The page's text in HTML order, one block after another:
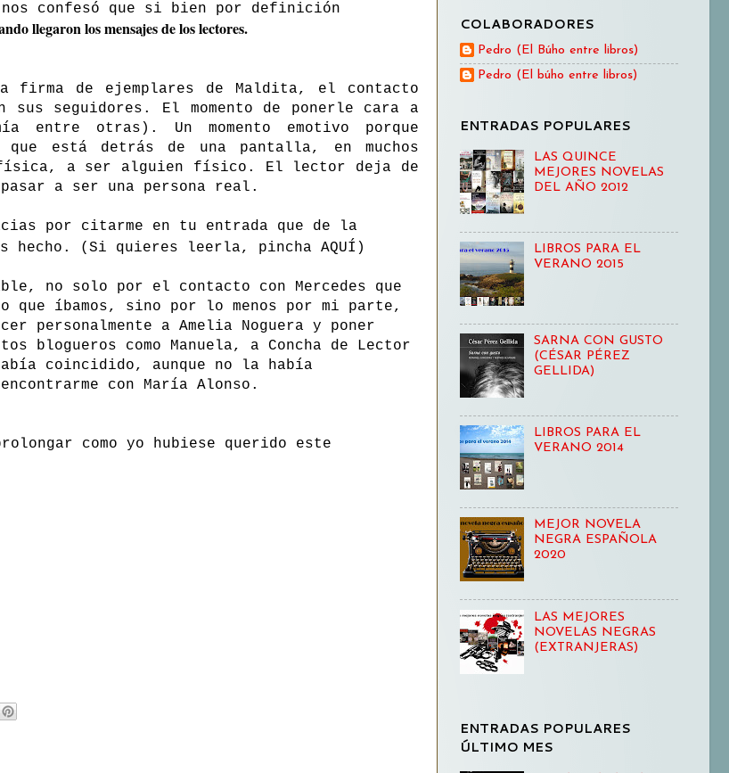
nos confesó que si bien por definición
llegaron los mensajes de los lectores.
firma de ejemplares de Maldita, el contacto
seguidores. El momento de ponerle cara a
entre otras). Un momento emotivo porque
que está detrás de una pantalla, en muchos
física, a ser alguien físico. El lector deja de
a ser una persona real.
por citarme en tu entrada que de la
hecho. (Si quieres leerla, pincha AQUÍ)
no solo por el contacto con Mercedes que
íbamos, sino por lo menos por mi parte,
personalmente a Amelia Noguera y poner
blogueros como Manuela, a Concha de Lector
coincidido, aunque no la había
con María Alonso.
como yo hubiese querido este
COLABORADORES
Pedro (El Búho entre libros)
Pedro (El búho entre libros)
ENTRADAS POPULARES
LAS QUINCE
MEJORES NOVELAS
DEL AÑO 2012
LIBROS PARA EL
VERANO 2015
SARNA CON GUSTO
(CÉSAR PÉREZ
GELLIDA)
LIBROS PARA EL
VERANO 2014
MEJOR NOVELA
NEGRA ESPAÑOLA
2020
LAS MEJORES
NOVELAS NEGRAS
(EXTRANJERAS)
ENTRADAS POPULARES
ÚLTIMO MES